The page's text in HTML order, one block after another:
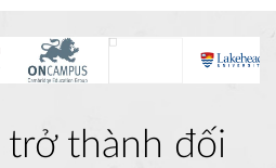
trở thành đối